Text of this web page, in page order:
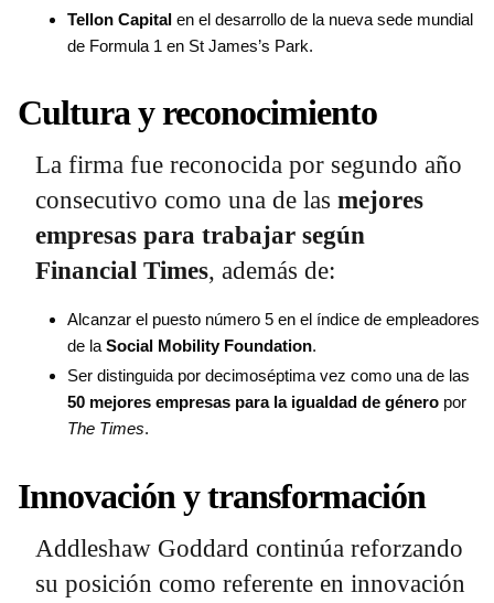
Tellon Capital en el desarrollo de la nueva sede mundial
de Formula 1 en St James’s Park.
Cultura y reconocimiento
La firma fue reconocida por segundo año
consecutivo como una de las mejores
empresas para trabajar según
Financial Times, además de:
Alcanzar el puesto número 5 en el índice de empleadores
de la Social Mobility Foundation.
Ser distinguida por decimoséptima vez como una de las
50 mejores empresas para la igualdad de género por
The Times.
Innovación y transformación
Addleshaw Goddard continúa reforzando
su posición como referente en innovación